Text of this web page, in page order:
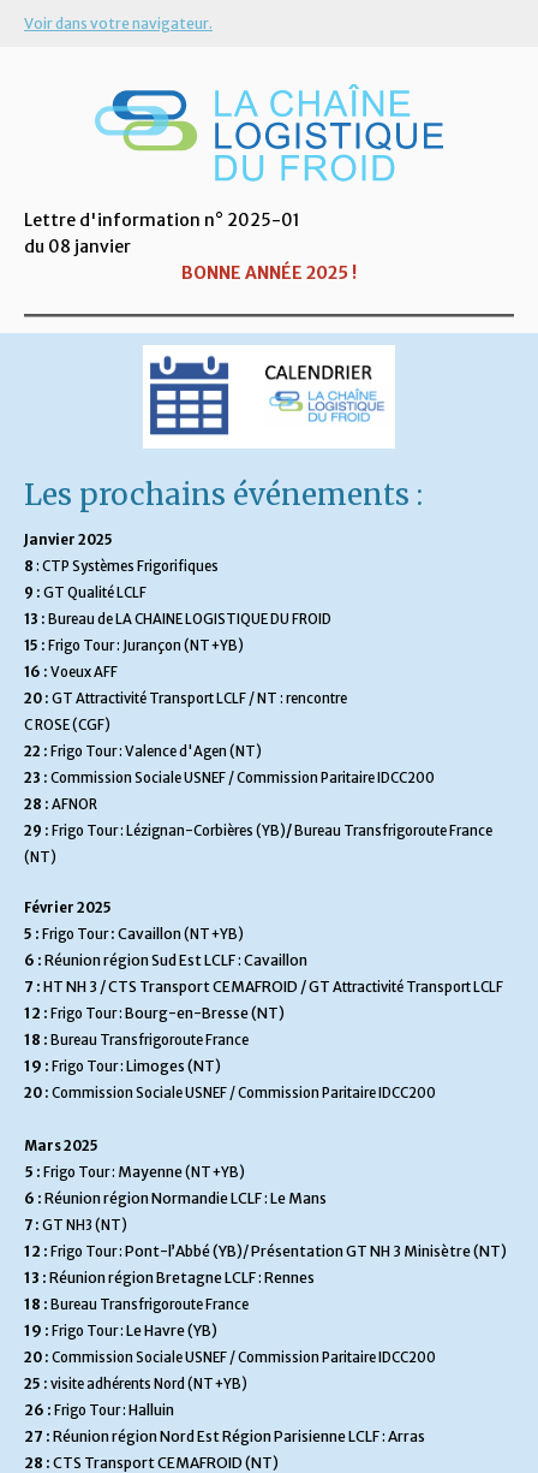
Voir dans votre navigateur.
Lettre d'information n° 2025-01
du 08 janvier
BONNE ANNÉE 2025 !
Les prochains événements :
Janvier 2025
8 : CTP Systèmes Frigorifiques
9 : GT Qualité LCLF
13 : Bureau de LA CHAINE LOGISTIQUE DU FROID
15 : Frigo Tour : Jurançon (NT+YB)
16 : Voeux AFF
20 : GT Attractivité Transport LCLF / NT : rencontre
C ROSE (CGF)
22 : Frigo Tour : Valence d'Agen (NT)
23 : Commission Sociale USNEF / Commission Paritaire IDCC200
28 : AFNOR
29 : Frigo Tour : Lézignan-Corbières (YB)/ Bureau Transfrigoroute France
(NT)
Février 2025
5 : Frigo Tour: Cavaillon(NT+YB)
6 : Réunion région Sud Est LCLF : Cavaillon
7 : HT NH 3 / CTS Transport CEMAFROID / GT Attractivité Transport LCLF
12 : Frigo Tour : Bourg-en-Bresse (NT)
18 : Bureau Transfrigoroute France
19 : Frigo Tour : Limoges (NT)
20 : Commission Sociale USNEF / Commission Paritaire IDCC200
Mars 2025
5 : Frigo Tour : Mayenne(NT+YB)
6 : Réunion région Normandie LCLF : Le Mans
7 : GT NH3 (NT)
12 : Frigo Tour : Pont-l’Abbé (YB)/ Présentation GT NH 3 Minisètre (NT)
13 : Réunion région Bretagne LCLF : Rennes
18 : Bureau Transfrigoroute France
19 : Frigo Tour : Le Havre (YB)
20 : Commission Sociale USNEF / Commission Paritaire IDCC200
25 : visite adhérents Nord (NT+YB)
26 : Frigo Tour : Halluin
27 : Réunion région Nord Est Région Parisienne LCLF : Arras
28 : CTS Transport CEMAFROID (NT)